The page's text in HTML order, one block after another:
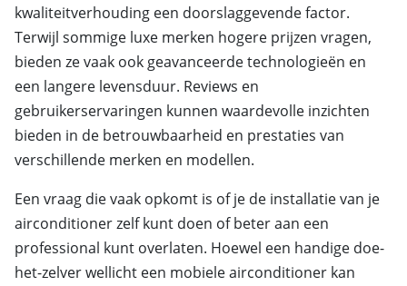
kwaliteitverhouding een doorslaggevende factor.
Terwijl sommige luxe merken hogere prijzen vragen,
bieden ze vaak ook geavanceerde technologieën en
een langere levensduur. Reviews en
gebruikerservaringen kunnen waardevolle inzichten
bieden in de betrouwbaarheid en prestaties van
verschillende merken en modellen.
Een vraag die vaak opkomt is of je de installatie van je
airconditioner zelf kunt doen of beter aan een
professional kunt overlaten. Hoewel een handige doe-
het-zelver wellicht een mobiele airconditioner kan